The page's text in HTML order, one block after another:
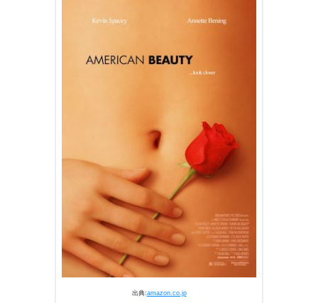
リッキーの父親
人間味あふれる登場人物たち
出典:amazon.co.jp